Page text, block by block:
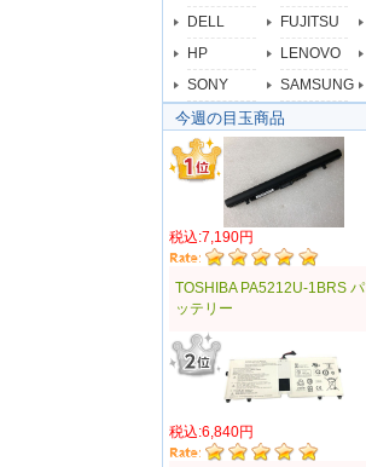
DELL
FUJITSU
HP
LENOVO
SONY
SAMSUNG
今週の目玉商品
税込:7,190円
TOSHIBA PA5212U-1BRS
ッテリー
税込:6,840円